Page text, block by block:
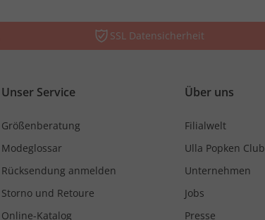
SSL Datensicherheit
Unser Service
Größenberatung
Modeglossar
Rücksendung anmelden
Storno und Retoure
Online-Katalog
Über uns
Filialwelt
Ulla Popken Club
Unternehmen
Jobs
Presse